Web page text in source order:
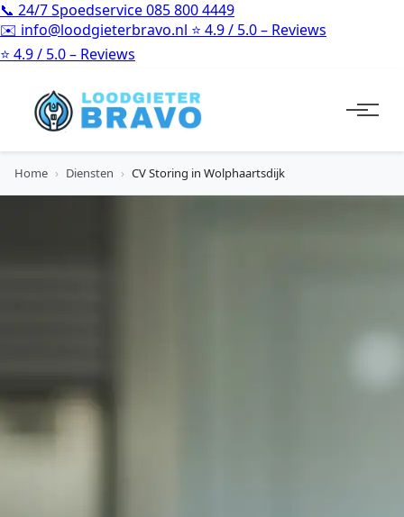
📞 24/7 Spoedservice085 800 4449
✉️ info@loodgieterbravo.nl ⭐ 4.9 / 5.0 – Reviews
⭐ 4.9 / 5.0 – Reviews
Home › Diensten › CV Storing in Wolphaartsdijk